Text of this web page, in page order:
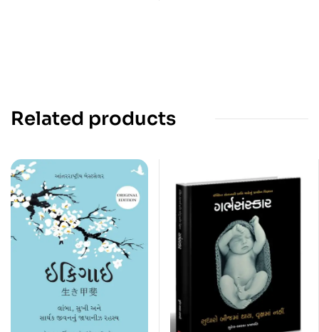
Related products